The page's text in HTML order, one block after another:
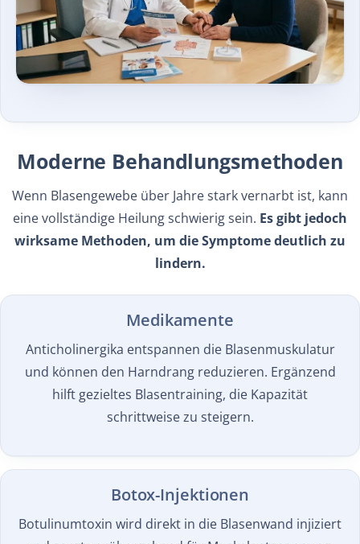
Moderne Behandlungsmethoden
Wenn Blasengewebe über Jahre stark vernarbt ist, kann
eine vollständige Heilung schwierig sein. Es gibt jedoch
wirksame Methoden, um die Symptome deutlich zu
lindern.
Medikamente
Anticholinergika entspannen die Blasenmuskulatur
und können den Harndrang reduzieren. Ergänzend
hilft gezieltes Blasentraining, die Kapazität
schrittweise zu steigern.
Botox-Injektionen
Botulinumtoxin wird direkt in die Blasenwand injiziert